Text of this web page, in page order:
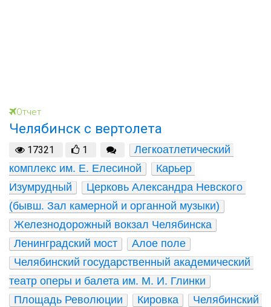
Отчет
Челябинск с вертолета
17321 1
Легкоатлетический
комплекс им. Е. Елесиной
Карьер
Изумрудный
Церковь Александра Невского
(бывш. Зал камерной и органной музыки)
Железнодорожный вокзал Челябинска
Ленинградский мост
Алое поле
Челябинский государственный академический
театр оперы и балета им. М. И. Глинки
Площадь Революции
Кировка
Челябинский